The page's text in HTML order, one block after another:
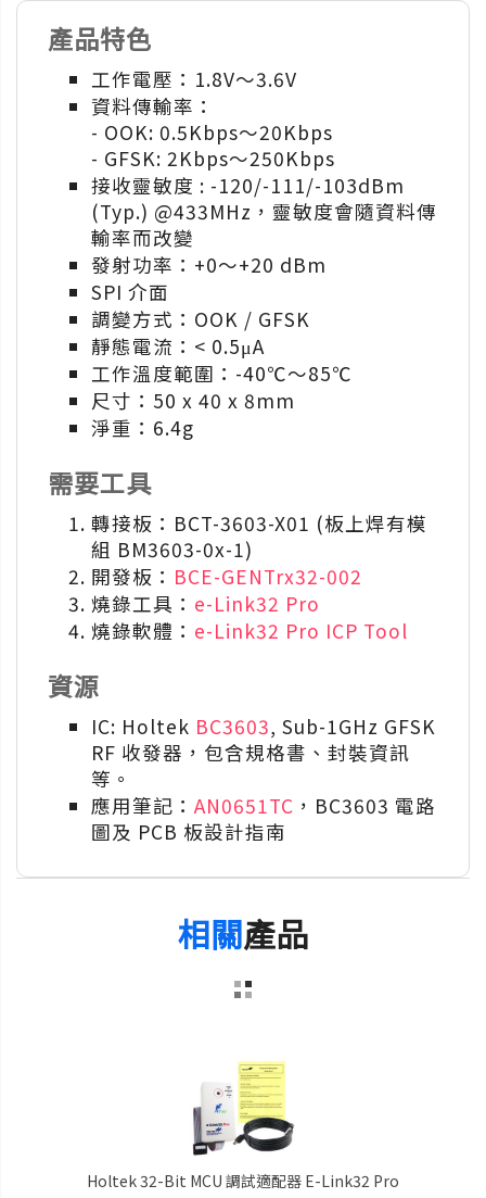
產品特色
工作電壓：1.8V～3.6V
資料傳輸率：
- OOK: 0.5Kbps～20Kbps
- GFSK: 2Kbps～250Kbps
接收靈敏度 : -120/-111/-103dBm
(Typ.) @433MHz，靈敏度會隨資料傳
輸率而改變
發射功率：+0～+20 dBm
SPI 介面
調變方式：OOK / GFSK
靜態電流：< 0.5μA
工作溫度範圍：-40℃～85℃
尺寸：50 x 40 x 8mm
淨重：6.4g
需要工具
轉接板：BCT-3603-X01 (板上焊有模
組 BM3603-0x-1)
開發板： BCE-GENTrx32-002
燒錄工具： e-Link32 Pro
燒錄軟體： e-Link32 Pro ICP Tool
資源
IC: Holtek BC3603, Sub-1GHz GFSK
RF 收發器，包含規格書、封裝資訊
等。
應用筆記： AN0651TC ，BC3603 電路
圖及 PCB 板設計指南
相關產品
Holtek 32-Bit MCU 調試適配器 E-Link32 Pro